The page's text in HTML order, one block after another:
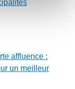
affluence :
un meilleur